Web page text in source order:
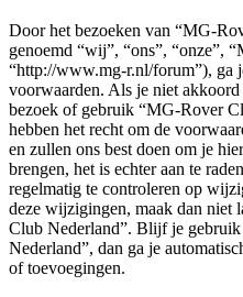
Door het bezoeken van “MG-
genoemd “wij”, “ons”, “onze”,
“http://www.mg-r.nl/forum”), ga
voorwaarden. Als je niet
bezoek of gebruik “MG-Rover
hebben het recht om de
en zullen ons best doen om je
brengen, het is echter aan te
regelmatig te controleren op
deze wijzigingen, maak dan niet
Club Nederland”. Blijf je
Nederland”, dan ga je
of toevoegingen.